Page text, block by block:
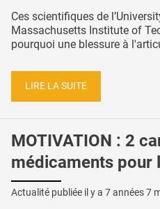
Ces scientifiques de
Massachusetts Institute of
pourquoi une blessure à
LIRE LA SUITE
MOTIVATION : 2
médicaments pour
Actualité publiée il y a 7 années 7